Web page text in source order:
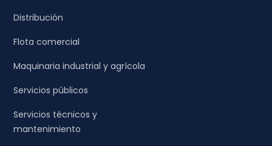
Distribución
Flota comercial
Maquinaria industrial y agrícola
Servicios públicos
Servicios técnicos y
mantenimiento